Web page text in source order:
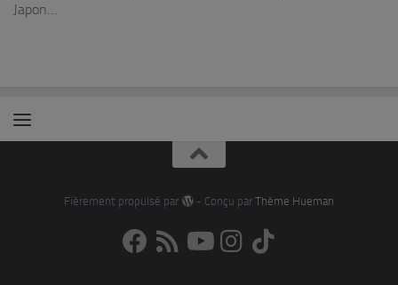
Japon…
Fièrement propulsé par - Conçu par Thème Hueman